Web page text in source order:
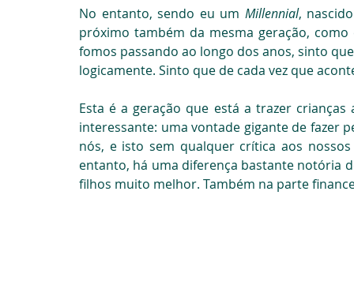
No entanto, sendo eu um Millennial,
próximo também da mesma geração,
fomos passando ao longo dos anos, sinto
logicamente. Sinto que de cada vez que
Esta é a geração que está a trazer
interessante: uma vontade gigante de fazer
nós, e isto sem qualquer crítica aos
entanto, há uma diferença bastante notória
filhos muito melhor. Também na parte